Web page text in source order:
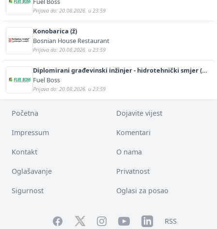
Prijava do: 20.08.2026. u 23:59
Konobarica (ž)
Bosnian House Restaurant
Prijava do: 20.08.2026. u 23:59
Diplomirani građevinski inžinjer - hidrotehnički smjer (m/
ž)
Fuel Boss
Prijava do: 20.08.2026. u 23:59
Početna Dojavite vijest
Impressum Komentari
Kontakt O nama
Oglašavanje Privatnost
Sigurnost Oglasi za posao
FacebookTwitterInstagramYouTubeLinkedInRSS